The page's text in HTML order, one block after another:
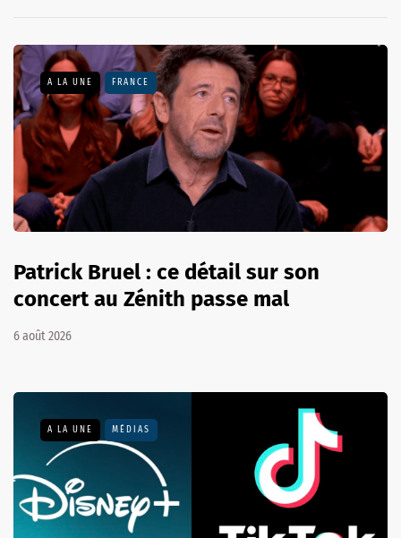
A LA UNE FRANCE
Patrick Bruel : ce détail sur son
concert au Zénith passe mal
6 août 2026
A LA UNE MÉDIAS